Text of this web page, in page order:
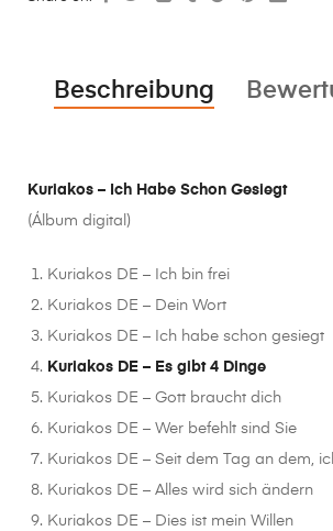
Beschreibung
Kuriakos – Ich Habe Schon Gesiegt
(Álbum digital)
Kuriakos DE – Ich bin frei
Kuriakos DE – Dein Wort
Kuriakos DE – Ich habe schon gesiegt
Kuriakos DE – Es gibt 4 Dinge
Kuriakos DE – Gott braucht dich
Kuriakos DE – Wer befehlt sind Sie
Kuriakos DE – Seit dem Tag an dem,
Kuriakos DE – Alles wird sich ändern
Kuriakos DE – Dies ist mein Willen